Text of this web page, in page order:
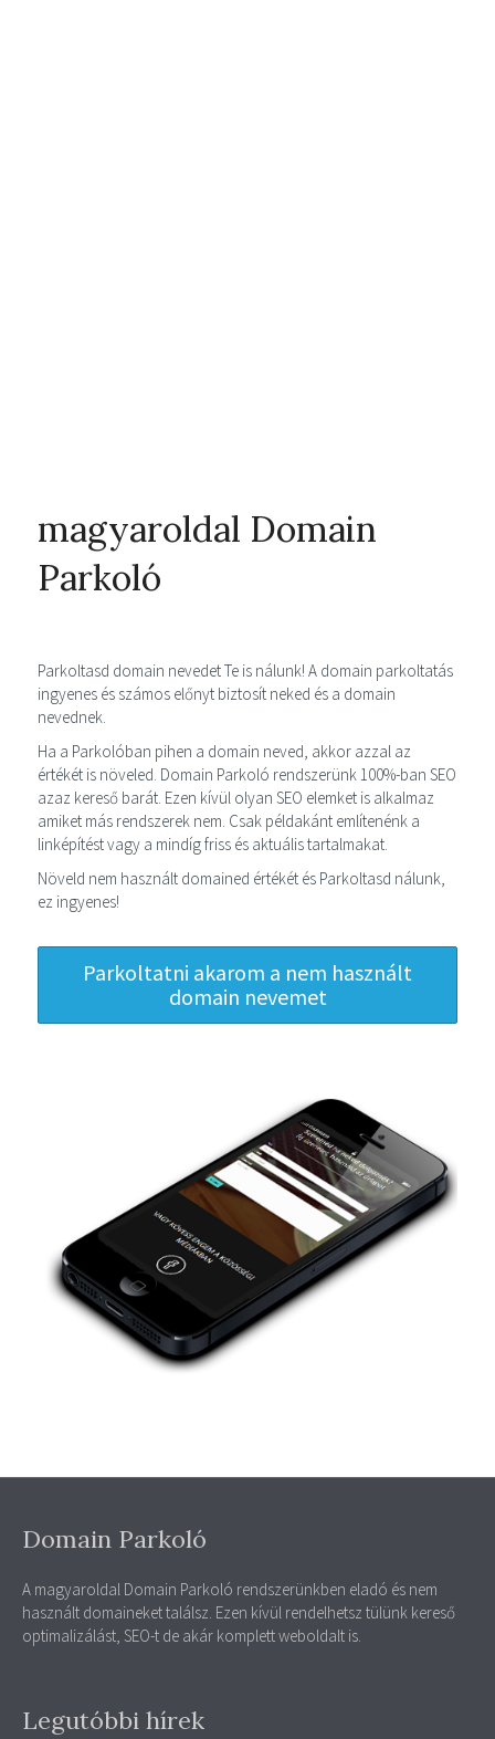
magyaroldal Domain
Parkoló
Parkoltasd domain nevedet Te is nálunk! A domain parkoltatás
ingyenes és számos előnyt biztosít neked és a domain
nevednek.
Ha a Parkolóban pihen a domain neved, akkor azzal az
értékét is növeled. Domain Parkoló rendszerünk 100%-ban SEO
azaz kereső barát. Ezen kívül olyan SEO elemket is alkalmaz
amiket más rendszerek nem. Csak példakánt említenénk a
linképítést vagy a mindíg friss és aktuális tartalmakat.
Növeld nem használt domained értékét és Parkoltasd nálunk,
ez ingyenes!
Parkoltatni akarom a nem használt
domain nevemet
Domain Parkoló
A magyaroldal Domain Parkoló rendszerünkben eladó és nem
használt domaineket találsz. Ezen kívül rendelhetsz tülünk kereső
optimalizálást, SEO-t de akár komplett weboldalt is.
Legutóbbi hírek